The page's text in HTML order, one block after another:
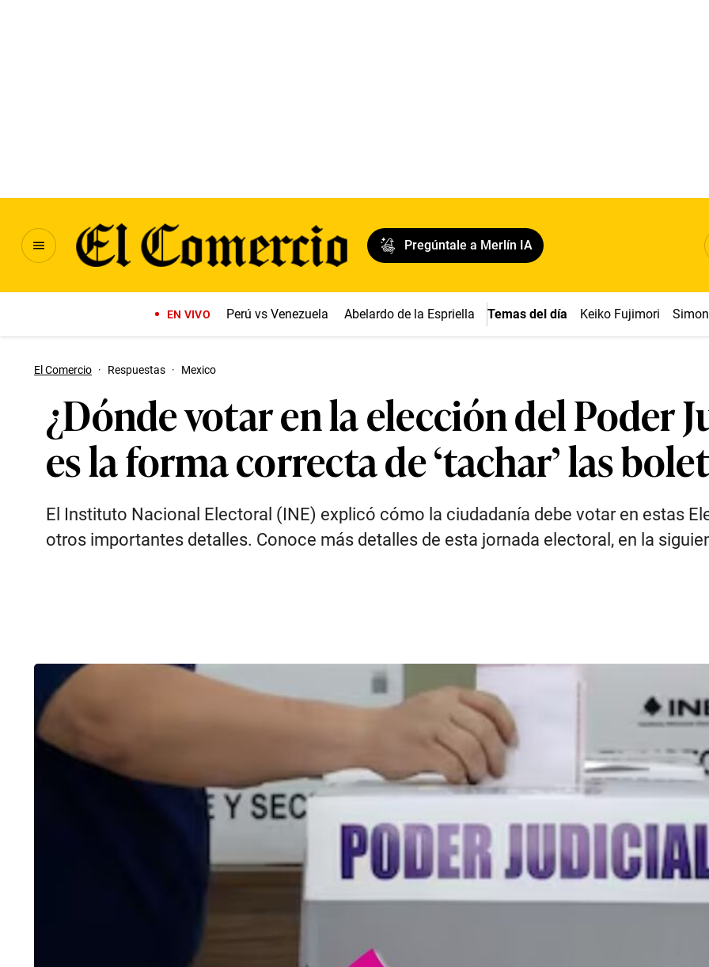
Pregúntale a Merlín IA
EN VIVO Perú vs Venezuela Abelardo de la Espriella Temas del día Keiko Fujimori
El Comercio · Respuestas · Mexico
¿Dónde votar en la elección del Poder
es la forma correcta de ‘tachar’ las
El Instituto Nacional Electoral (INE) explicó cómo la ciudadanía debe votar en estas
otros importantes detalles. Conoce más detalles de esta jornada electoral, en la